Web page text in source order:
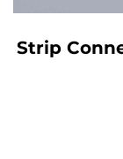
Strip